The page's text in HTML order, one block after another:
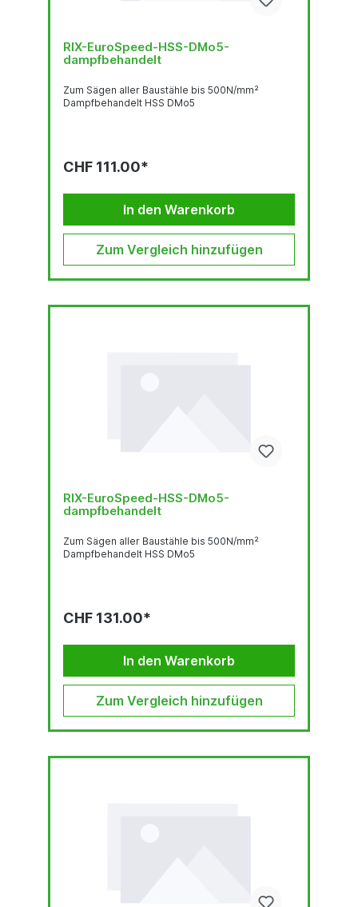
RIX-EuroSpeed-HSS-DMo5-
dampfbehandelt
Zum Sägen aller Baustähle bis 500N/mm²
Dampfbehandelt HSS DMo5
CHF 111.00*
In den Warenkorb
Zum Vergleich hinzufügen
RIX-EuroSpeed-HSS-DMo5-
dampfbehandelt
Zum Sägen aller Baustähle bis 500N/mm²
Dampfbehandelt HSS DMo5
CHF 131.00*
In den Warenkorb
Zum Vergleich hinzufügen